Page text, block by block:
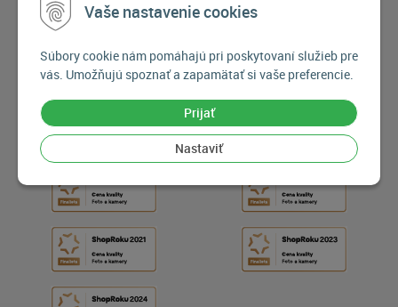
Vaše nastavenie cookies
Súbory cookie nám pomáhajú pri poskytovaní služieb pre
vás. Umožňujú spoznať a zapamätať si vaše preferencie.
Prijať
Nastaviť